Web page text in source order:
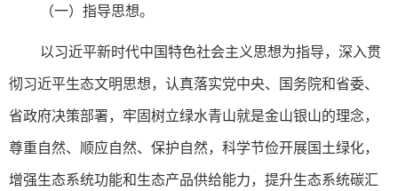
（一）指导思想。
以习近平新时代中国特色社会主义思想为指导，深入贯
彻习近平生态文明思想，认真落实党中央、国务院和省委、
省政府决策部署，牢固树立绿水青山就是金山银山的理念，
尊重自然、顺应自然、保护自然，科学节俭开展国土绿化，
增强生态系统功能和生态产品供给能力，提升生态系统碳汇